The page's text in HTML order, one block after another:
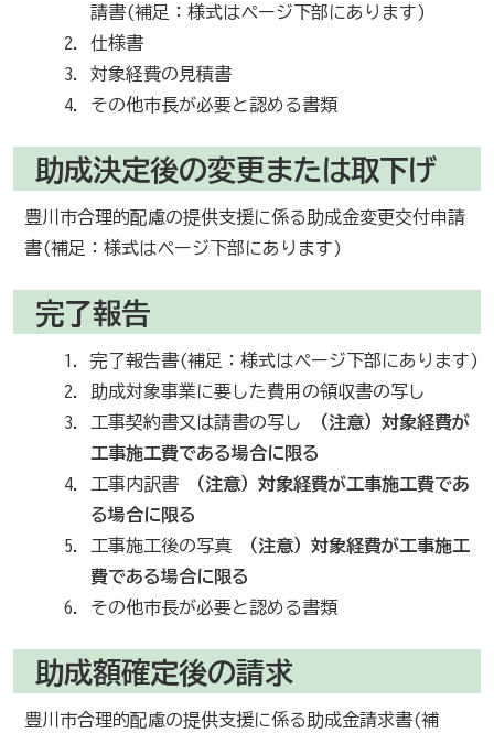
請書(補足：様式はページ下部にあります)
仕様書
対象経費の見積書
その他市長が必要と認める書類
助成決定後の変更または取下げ
豊川市合理的配慮の提供支援に係る助成金変更交付申請
書(補足：様式はページ下部にあります)
完了報告
完了報告書(補足：様式はページ下部にあります)
助成対象事業に要した費用の領収書の写し
工事契約書又は請書の写し
（注意）対象経費が
工事施工費である場合に限る
工事内訳書
（注意）対象経費が工事施工費であ
る場合に限る
工事施工後の写真
（注意）対象経費が工事施工
費である場合に限る
その他市長が必要と認める書類
助成額確定後の請求
豊川市合理的配慮の提供支援に係る助成金請求書(補